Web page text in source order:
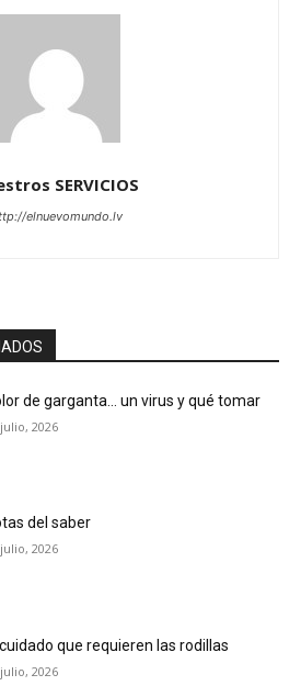
SERVICIOS
elnuevomundo.lv
de garganta… un virus y qué tomar
2026
del saber
2026
cuidado que requieren las rodillas
2026